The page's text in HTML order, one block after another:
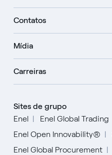
Contatos
Mídia
Carreiras
Sites de grupo
Enel
Enel Global Trading
Enel Open Innovability®
Enel Global Procurement